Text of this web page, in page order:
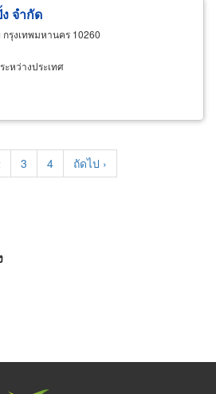
จำกัด
รุงเทพมหานคร 10260
หว่างประเทศ
Page
3 Page
4
Next
page
ถัดไป ›